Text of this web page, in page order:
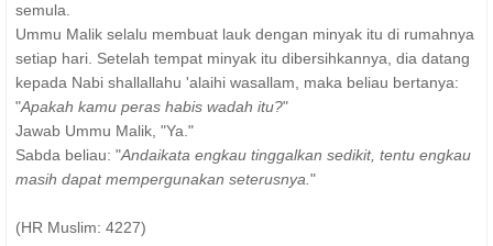
semula.
Ummu Malik selalu membuat lauk dengan minyak itu di rumahnya
setiap hari. Setelah tempat minyak itu dibersihkannya, dia datang
kepada Nabi shallallahu 'alaihi wasallam, maka beliau bertanya:
"Apakah kamu peras habis wadah itu?"
Jawab Ummu Malik, "Ya."
Sabda beliau: "Andaikata engkau tinggalkan sedikit, tentu engkau
masih dapat mempergunakan seterusnya. "
(HR Muslim: 4227)